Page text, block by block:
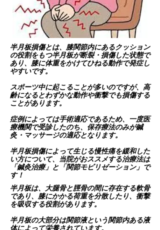
半月板損傷とは、膝関節内にあるクッション
の役割をもつ半月板が断裂・損傷した状態で
あり、膝に体重をかけてひねる動作で発症し
やすいです。
スポーツ中に起こることが多いのですが、高
齢になるとわずかな動作や衝撃でも損傷する
ことがあります。
​症例によっては手術適応であるため、一度医
療機関で受診したのち、保存療法のみが鍼
灸・マッサージの適応となります。
半月板損傷によって生じる慢性痛を緩和した
い方について、当院がおススメする治療法は
「鍼灸治療」と「関節モビリゼーション」で
す！
半月板は、大腿骨と脛骨の間に存在する軟骨
であり、膝にかかる荷重を分散したり、衝撃
を吸収する役割があります。
半月板の大部分は関節液という関節内ある液
体によって栄養されています。